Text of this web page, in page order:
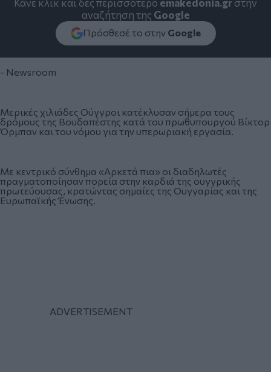
Κάνε κλικ και δες περισσότερο emakedonia.grστην
αναζήτηση της Google
Πρόσθεσέ το στην Google
- Newsroom
Μερικές χιλιάδες Ούγγροι κατέκλυσαν σήμερα τους
δρόμους της Βουδαπέστης κατά του πρωθυπουργού Βίκτορ
Όρμπαν και του νόμου για την υπερωριακή εργασία.
Με κεντρικό σύνθημα «Αρκετά πια» οι διαδηλωτές
πραγματοποίησαν πορεία στην καρδιά της ουγγρικής
πρωτεύουσας, κρατώντας σημαίες της Ουγγαρίας και της
Ευρωπαϊκής Ένωσης.